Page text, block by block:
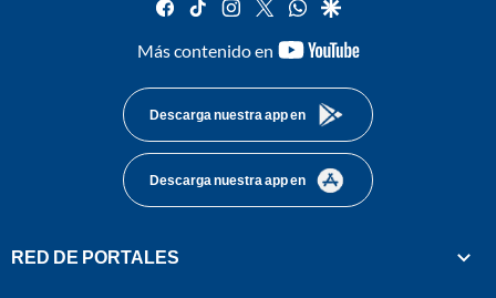
facebook
tiktok instagram
twitterwhatsapp
google
Más contenido en
youtube-
Descarga nuestra app en
Descarga nuestra app en
RED DE PORTALES